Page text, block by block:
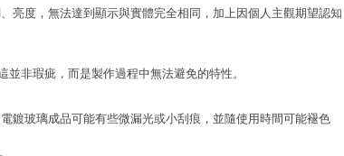
亮度，無法達到顯示與實體完全相同，加上因個人主觀期望認知
非瑕疵，而是製作過程中無法避免的特性。
鍍玻璃成品可能有些微漏光或小刮痕，並隨使用時間可能褪色